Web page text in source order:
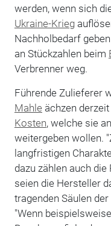
werden, wenn sich
Ukraine-Krieg
Nachholbedarf
an Stückzahlen beim
Verbrenner weg.
Führende Zulieferer
Mahle ächzen
Kosten, welche sie
weitergeben wollen.
langfristigen
dazu zählen auch
seien die Hersteller
tragenden Säulen
"Wenn